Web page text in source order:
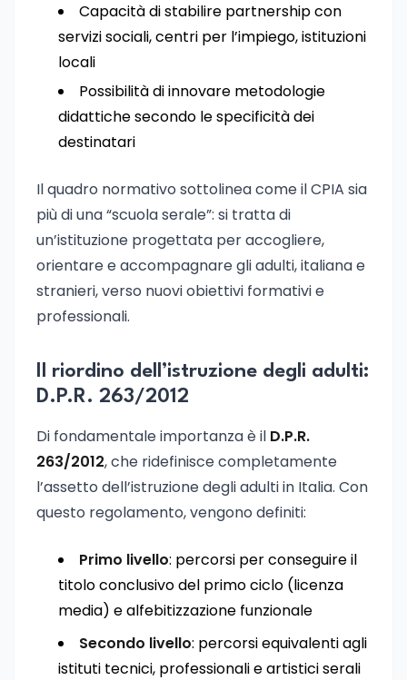
Capacità di stabilire partnership con
servizi sociali, centri per l’impiego, istituzioni
locali
Possibilità di innovare metodologie
didattiche secondo le specificità dei
destinatari
Il quadro normativo sottolinea come il CPIA sia
più di una “scuola serale”: si tratta di
un’istituzione progettata per accogliere,
orientare e accompagnare gli adulti, italiana e
stranieri, verso nuovi obiettivi formativi e
professionali.
Il riordino dell’istruzione degli adulti:
D.P.R. 263/2012
Di fondamentale importanza è il D.P.R.
263/2012, che ridefinisce completamente
l’assetto dell’istruzione degli adulti in Italia. Con
questo regolamento, vengono definiti:
Primo livello: percorsi per conseguire il
titolo conclusivo del primo ciclo (licenza
media) e alfebitizzazione funzionale
Secondo livello: percorsi equivalenti agli
istituti tecnici, professionali e artistici serali